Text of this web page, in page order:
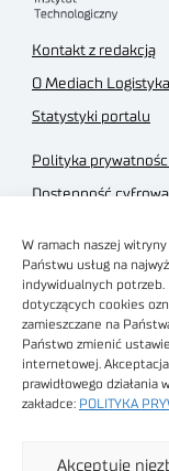
W ramach naszej
Państwu usług na
indywidualnych potrzeb.
dotyczących cookies
zamieszczane na
Państwo zmienić
internetowej.
prawidłowego działania
zakładce: POLITYKA
Akceptuję
Kontakt z redakcją
O Mediach Logistyka
Statystyki portalu
Polityka prywatności
Dostępność cyfrowa
Regulamin sklepu
Obrazy stockowe
autorstwa